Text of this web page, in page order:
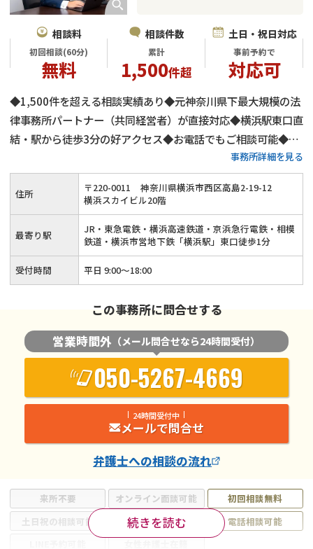
相談料
初回相談(60分)
無料
相談件数
累計
1,500件超
土日・祝日対応
事前予約で
対応可
◆1,500件を超える相談実績あり◆元神奈川県下最大規模の法
律事務所パートナー（共同経営者）が直接対応◆横浜駅東口直
結・駅から徒歩3分の好アクセス◆お電話でもご相談可能◆初
回相談60分間無料◆ご相談は完全個室◆不倫慰謝料請求対応
可◆モラハラによる離婚にも対応
事務所詳細を見る
来所不要 オンライン面談可能
初回相談無料
土日祝の相談可能
19時以降電話可能
電話相談可能
続きを読む
住所 〒220-0011
神奈川県横浜市西区高島2-19-12
横浜スカイビル20階
最寄り駅
JR・東急電鉄・横浜高速鉄道・京浜急行電鉄・相模
鉄道・横浜市営地下鉄「横浜駅」東口徒歩1分
受付時間 平日 9:00～18:00
この事務所に問合せする
営業時間外 （メール問合せなら24時間受付）
050-5267-4669
24時間受付中
メールで問合せ
弁護士への相談の流れ